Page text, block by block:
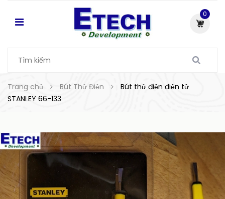
0
Trang chủ Bút Thử Điện
Bút thử điện điện tử
STANLEY 66-133